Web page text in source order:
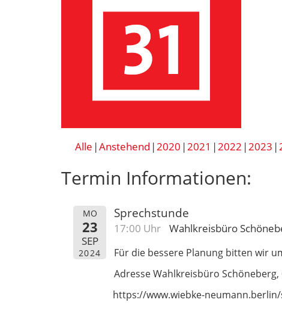
Alle Anstehend 2020 2021 2022 2023
Termin Informationen:
MO
23
SEP
2024
Sprechstunde
17:00 Uhr Wahlkreisbüro
Für die bessere Planung bitten wir
Adresse Wahlkreisbüro
https://www.wiebke-